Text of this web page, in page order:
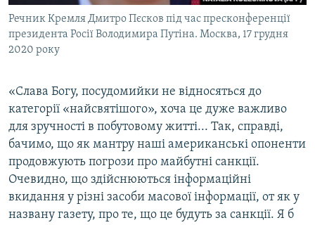
Речник Кремля Дмитро Пєсков під час пресконференції
президента Росії Володимира Путіна. Москва, 17 грудня
2020 року
«Слава Богу, посудомийки не відносяться до
категорії «найсвятішого», хоча це дуже важливо
для зручності в побутовому житті... Так, справді,
бачимо, що як мантру наші американські опоненти
продовжують погрози про майбутні санкції.
Очевидно, що здійснюються інформаційні
вкидання у різні засоби масової інформації, от як у
названу газету, про те, що це будуть за санкції. Я б